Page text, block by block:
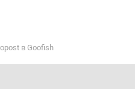
в Goofish